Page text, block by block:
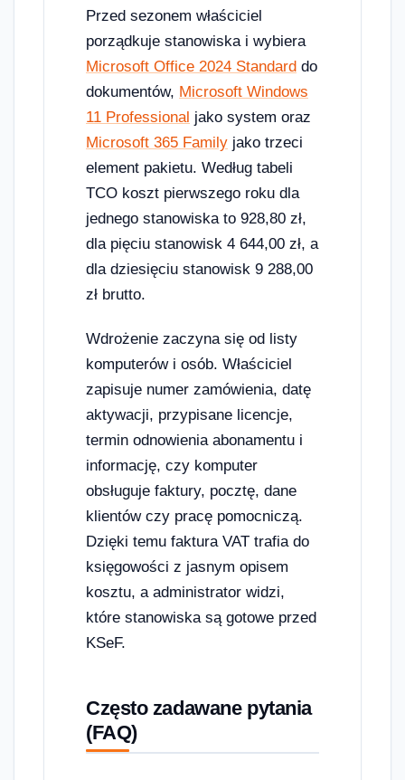
Przed sezonem właściciel
porządkuje stanowiska i wybiera
Microsoft Office 2024 Standard do
dokumentów, Microsoft Windows
11 Professional jako system oraz
Microsoft 365 Family jako trzeci
element pakietu. Według tabeli
TCO koszt pierwszego roku dla
jednego stanowiska to 928,80 zł,
dla pięciu stanowisk 4 644,00 zł, a
dla dziesięciu stanowisk 9 288,00
zł brutto.
Wdrożenie zaczyna się od listy
komputerów i osób. Właściciel
zapisuje numer zamówienia, datę
aktywacji, przypisane licencje,
termin odnowienia abonamentu i
informację, czy komputer
obsługuje faktury, pocztę, dane
klientów czy pracę pomocniczą.
Dzięki temu faktura VAT trafia do
księgowości z jasnym opisem
kosztu, a administrator widzi,
które stanowiska są gotowe przed
KSeF.
Często zadawane pytania
(FAQ)